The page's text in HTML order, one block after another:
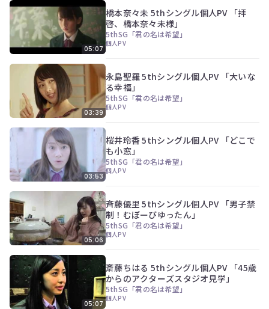
05:07
橋本奈々未 5thシングル個人PV 「拝
啓、橋本奈々未様」
5thSG「君の名は希望」
個人PV
03:39
永島聖羅 5thシングル個人PV 「大いな
る幸福」
5thSG「君の名は希望」
個人PV
03:53
桜井玲香 5thシングル個人PV 「どこで
も小窓」
5thSG「君の名は希望」
個人PV
05:06
斉藤優里 5thシングル個人PV 「男子禁
制！むぼーびゆったん」
5thSG「君の名は希望」
個人PV
05:07
斎藤ちはる 5thシングル個人PV 「45歳
からのアクターズスタジオ見学」
5thSG「君の名は希望」
個人PV